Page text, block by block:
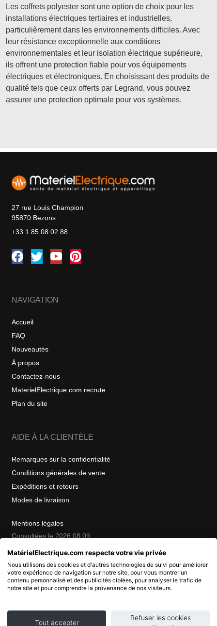
Les coffrets polyester sont une option de choix pour les
installations électriques tertiaires et industrielles,
particulièrement dans les environnements difficiles. Avec
leur résistance exceptionnelle aux conditions
environnementales et leur isolation électrique supérieure,
ils offrent une protection fiable pour vos équipements
électriques et électroniques. En choisissant des produits de
qualité tels que ceux offerts par Legrand, vous pouvez
assurer une protection optimale pour vos systèmes.
27 rue Louis Champion
95870 Bezons
+33 1 85 08 02 88
NAVIGATION
Accueil
FAQ
Nouveautés
À propos
Contactez-nous
MaterielElectrique.com recrute
Plan du site
AIDE À LA CLIENTÈLE
Remarques sur la confidentialité
Conditions générales de vente
Expéditions et retours
Modes de livraison
Mentions légales
Consultées le 2026 08 09
COPYRIGHT
© 2007 - 2026 Nimbanet
MatérielElectrique.com respecte votre vie privée
Nous utilisons des cookies et d'autres technologies de suivi pour améliorer
votre expérience de navigation sur notre site, pour vous montrer un
contenu personnalisé et des publicités ciblées, pour analyser le trafic de
notre site et pour comprendre la provenance de nos visiteurs.
Tout accepter
Refuser les cookies